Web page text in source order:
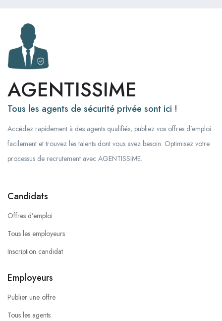
AGENTISSIME
Tous les agents de sécurité privée sont ici !
Accédez rapidement à des agents qualifiés, publiez vos offres d’emploi
facilement et trouvez les talents dont vous avez besoin. Optimisez votre
processus de recrutement avec AGENTISSIME.
Candidats
Offres d’emploi
Tous les employeurs
Inscription candidat
Employeurs
Publier une offre
Tous les agents